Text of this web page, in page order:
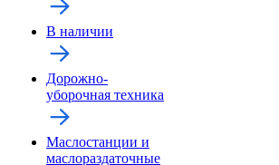
В наличии
Дорожно-
уборочная техника
Маслостанции и
маслораздаточные